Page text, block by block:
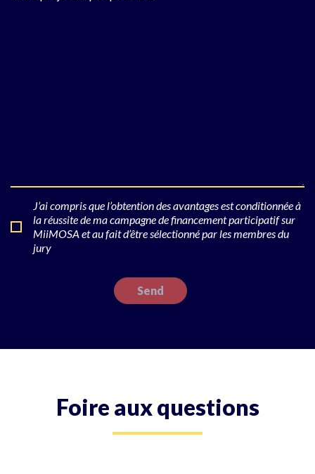
J’ai compris que l’obtention des avantages est conditionnée à
la réussite de ma campagne de financement participatif sur
MiiMOSA et au fait d’être sélectionné par les membres du
jury
Foire aux questions